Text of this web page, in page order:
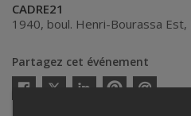
CADRE21
1940, boul. Henri-Bourassa Est,
Partagez cet événement
Twitter